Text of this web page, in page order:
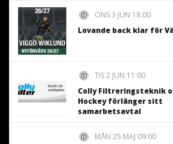
ONS 3 JUN 18:00
Lovande back klar för
TIS 2 JUN 11:00
Colly Filtreringsteknik
Hockey förlänger sitt
samarbetsavtal
MÅN 25 MAJ 09:00